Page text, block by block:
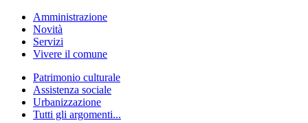
Amministrazione
Novità
Servizi
Vivere il comune
Patrimonio culturale
Assistenza sociale
Urbanizzazione
Tutti gli argomenti...